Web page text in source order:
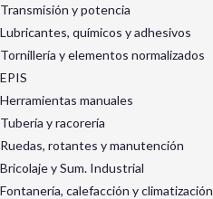
Transmisión y potencia
Lubricantes, químicos y adhesivos
Tornillería y elementos normalizados
EPIS
Herramientas manuales
Tubería y racorería
Ruedas, rotantes y manutención
Bricolaje y Sum. Industrial
Fontanería, calefacción y climatización